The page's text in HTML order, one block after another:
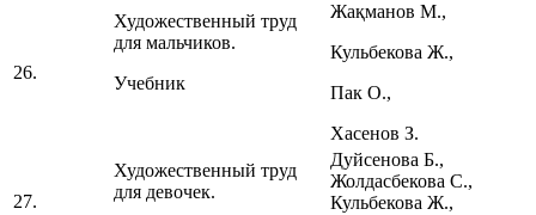
26.
Художественный труд
для мальчиков.
Учебник
Жақманов М.,
Кульбекова Ж.,
Пак О.,
Хасенов З.
27.
Художественный труд
для девочек.
Дуйсенова Б.,
Жолдасбекова С.,
Кульбекова Ж.,